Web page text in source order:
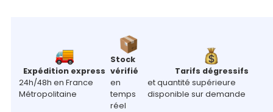
Expédition express
24h/48h en France
Métropolitaine
Stock
vérifié
en
temps
réel
Tarifs dégressifs
et quantité supérieure
disponible sur demande